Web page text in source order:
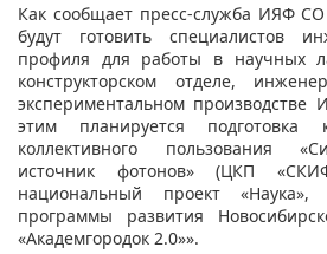
Как сообщает пресс-служба ИЯФ
будут готовить специалистов
профиля для работы в научных
конструкторском отделе,
экспериментальном
этим планируется
коллективного пользования
источник фотонов» (ЦКП
национальный проект
программы развития
«Академгородок 2.0»».